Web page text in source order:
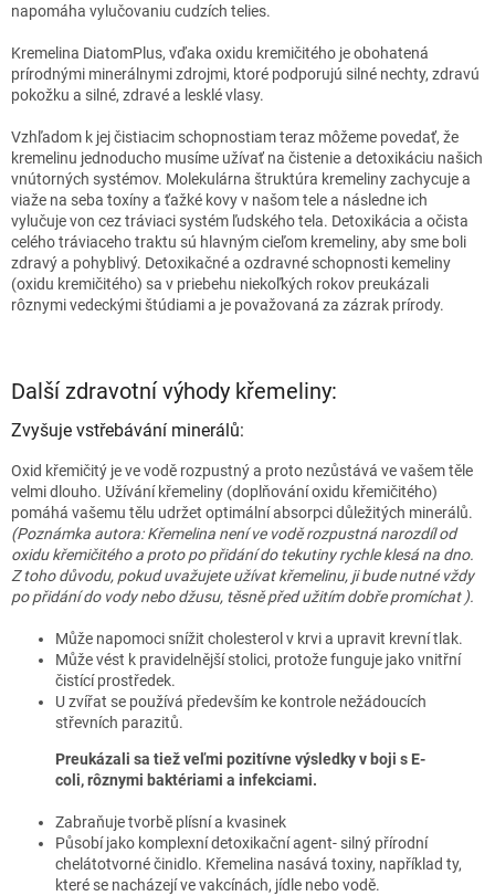
napomáha vylučovaniu cudzích telies.
Kremelina DiatomPlus, vďaka oxidu kremičitého je obohatená
prírodnými minerálnymi zdrojmi, ktoré podporujú silné nechty, zdravú
pokožku a silné, zdravé a lesklé vlasy.
Vzhľadom k jej čistiacim schopnostiam teraz môžeme povedať, že
kremelinu jednoducho musíme užívať na čistenie a detoxikáciu našich
vnútorných systémov. Molekulárna štruktúra kremeliny zachycuje a
viaže na seba toxíny a ťažké kovy v našom tele a následne ich
vylučuje von cez tráviaci systém ľudského tela. Detoxikácia a očista
celého tráviaceho traktu sú hlavným cieľom kremeliny, aby sme boli
zdravý a pohyblivý. Detoxikačné a ozdravné schopnosti kemeliny
(oxidu kremičitého) sa v priebehu niekoľkých rokov preukázali
rôznymi vedeckými štúdiami a je považovaná za zázrak prírody.
Další zdravotní výhody křemeliny:
Zvyšuje vstřebávání minerálů:
Oxid křemičitý je ve vodě rozpustný a proto nezůstává ve vašem těle
velmi dlouho. Užívání křemeliny (doplňování oxidu křemičitého)
pomáhá vašemu tělu udržet optimální absorpci důležitých minerálů.
(Poznámka autora: Křemelina není ve vodě rozpustná narozdíl od
oxidu křemičitého a proto po přidání do tekutiny rychle klesá na dno.
Z toho důvodu, pokud uvažujete užívat křemelinu, ji bude nutné vždy
po přidání do vody nebo džusu, těsně před užitím dobře promíchat ).
Může napomoci snížit cholesterol v krvi a upravit krevní tlak.
Může vést k pravidelnější stolici, protože funguje jako vnitřní
čistící prostředek.
U zvířat se používá především ke kontrole nežádoucích
střevních parazitů.
Preukázali sa tiež veľmi pozitívne výsledky v boji s E-
coli, rôznymi baktériami a infekciami.
Zabraňuje tvorbě plísní a kvasinek
Působí jako komplexní detoxikační agent- silný přírodní
chelátotvorné činidlo. Křemelina nasává toxiny, například ty,
které se nacházejí ve vakcínách, jídle nebo vodě.